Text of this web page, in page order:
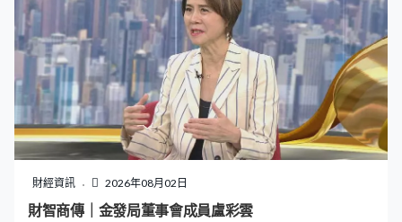
財經資訊 2026年08月02日
財智商傳｜金發局董事會成員盧彩雲